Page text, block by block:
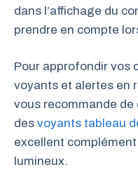
dans l’affichage du
prendre en compte
Pour approfondir vos
voyants et alertes en
vous recommande
des voyants tableau
excellent
lumineux.